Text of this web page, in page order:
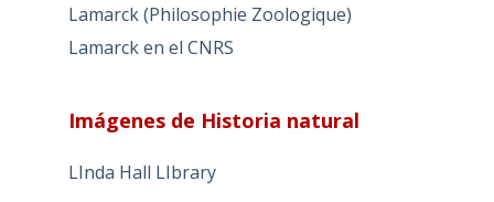
Lamarck (Philosophie Zoologique)
Lamarck en el CNRS
Imágenes de Historia natural
LInda Hall LIbrary